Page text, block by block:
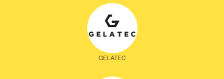
GELATEC